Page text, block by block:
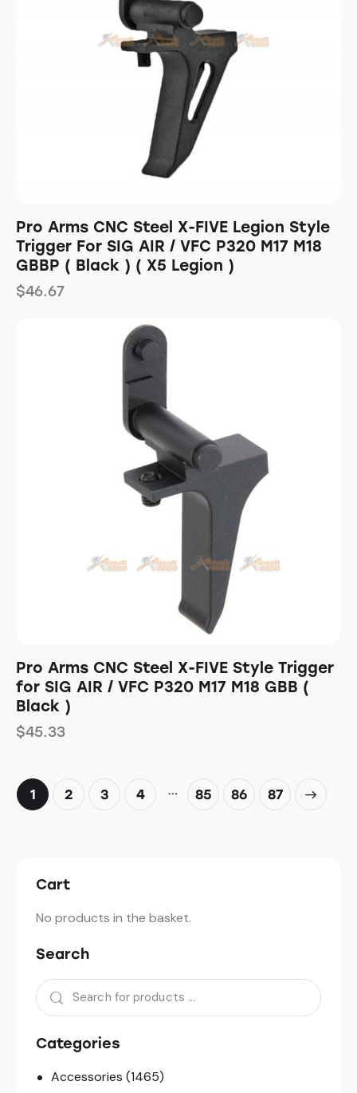
Pro Arms CNC Steel X-FIVE Legion Style
Trigger For SIG AIR / VFC P320 M17 M18
GBBP ( Black ) ( X5 Legion )
$46.67
Pro Arms CNC Steel X-FIVE Style Trigger
for SIG AIR / VFC P320 M17 M18 GBB (
Black )
$45.33
1 2 3 4 … 85 86 87
→
Cart
No products in the basket.
Search
Categories
Accessories (1465)